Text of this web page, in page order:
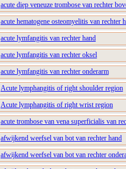
acute diep veneuze trombose van rechter
acute hematogene osteomyelitis van rechter
acute lymfangitis van rechter hand
acute lymfangitis van rechter oksel
acute lymfangitis van rechter onderarm
Acute lymphangitis of right shoulder region
Acute lymphangitis of right wrist region
acute trombose van vena superficialis van
afwijkend weefsel van bot van rechter hand
afwijkend weefsel van bot van rechter